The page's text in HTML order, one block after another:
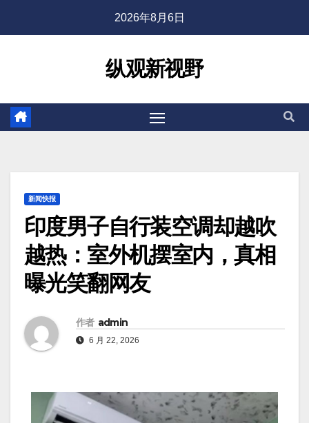
2026年8月6日
纵观新视野
新闻快报
印度男子自行装空调却越吹
越热：室外机摆室内，真相
曝光笑翻网友
作者 admin
6 月 22, 2026